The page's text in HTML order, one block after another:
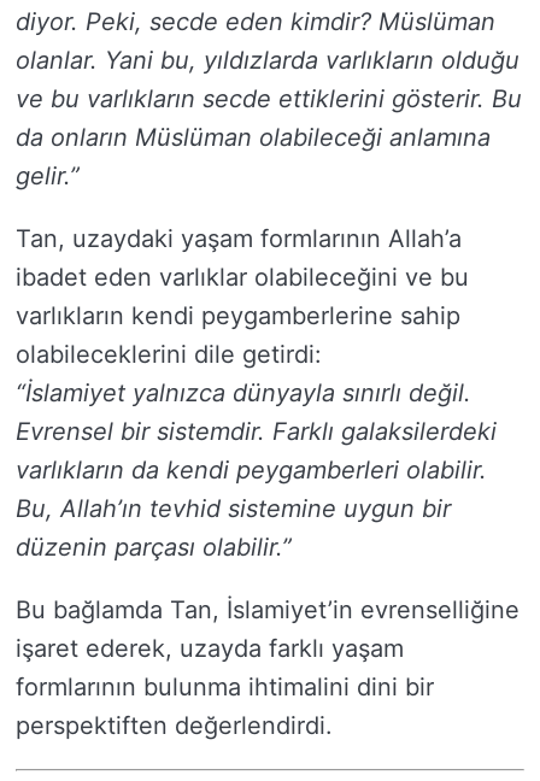
diyor. Peki, secde eden kimdir? Müslüman
olanlar. Yani bu, yıldızlarda varlıkların olduğu
ve bu varlıkların secde ettiklerini gösterir. Bu
da onların Müslüman olabileceği anlamına
gelir.”
Tan, uzaydaki yaşam formlarının Allah’a
ibadet eden varlıklar olabileceğini ve bu
varlıkların kendi peygamberlerine sahip
olabileceklerini dile getirdi:
“İslamiyet yalnızca dünyayla sınırlı değil.
Evrensel bir sistemdir. Farklı galaksilerdeki
varlıkların da kendi peygamberleri olabilir.
Bu, Allah’ın tevhid sistemine uygun bir
düzenin parçası olabilir.”
Bu bağlamda Tan, İslamiyet’in evrenselliğine
işaret ederek, uzayda farklı yaşam
formlarının bulunma ihtimalini dini bir
perspektiften değerlendirdi.